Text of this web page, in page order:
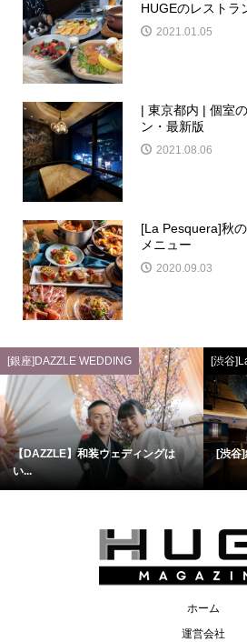
HUGEのレストラ
2021.01.05
| 東京都内 | 個室
ン・最新版
2021.08.06
[La Pesquera]秋
メニュー
2020.09.03
[銀座]DAZZLE WEDDING
【DAZZLE】和装ウェディングは
い...
[渋谷
[渋谷
ホーム
運営会社